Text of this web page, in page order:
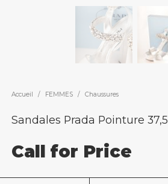
Accueil / FEMMES / Chaussures
Sandales Prada Pointure 37,5
Call for Price